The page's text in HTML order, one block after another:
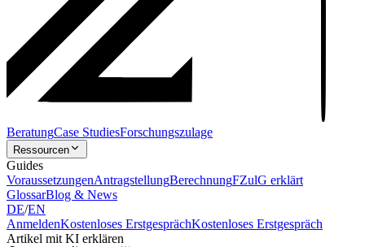
BeratungCase StudiesForschungszulage
Ressourcen
Guides
VoraussetzungenAntragstellungBerechnungFZulG erklärt
GlossarBlog & News
DE/EN
AnmeldenKostenloses ErstgesprächKostenloses Erstgespräch
Artikel mit KI erklären